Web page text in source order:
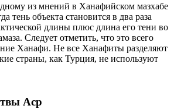
из мнений в Ханафийском мазхабе
тень объекта становится в два раза
длины плюс длина его тени во
Следует отметить, что это всего
Ханафи. Не все Ханафиты разделяют
страны, как Турция, не используют
Аср